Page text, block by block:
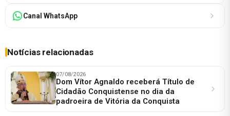
Canal WhatsApp
Notícias relacionadas
07/08/2026
Dom Vítor Agnaldo receberá Título de
Cidadão Conquistense no dia da
padroeira de Vitória da Conquista